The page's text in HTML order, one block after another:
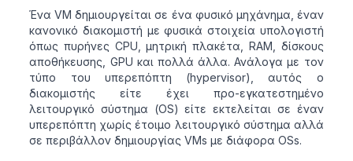
Ένα VM δημιουργείται σε ένα φυσικό μηχάνημα, έναν
κανονικό διακομιστή με φυσικά στοιχεία υπολογιστή
όπως πυρήνες CPU, μητρική πλακέτα, RAM, δίσκους
αποθήκευσης, GPU και πολλά άλλα. Ανάλογα με τον
τύπο του υπερεπόπτη (hypervisor), αυτός ο
διακομιστής είτε έχει προ-εγκατεστημένο
λειτουργικό σύστημα (OS) είτε εκτελείται σε έναν
υπερεπόπτη χωρίς έτοιμο λειτουργικό σύστημα αλλά
σε περιβάλλον δημιουργίας VMs με διάφορα OSs.